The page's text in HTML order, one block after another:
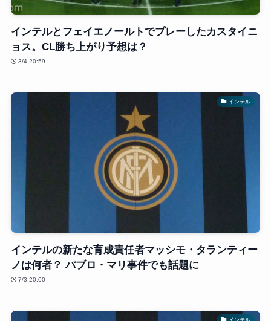
インテルとフェイエノールトでプレーしたカスタイニ
ョス。CL勝ち上がり予想は？
3/4 20:59
インテル
インテルの新たな育成責任者マッシモ・タランティー
ノは何者？ パブロ・マリ事件でも話題に
7/3 20:00
インテル